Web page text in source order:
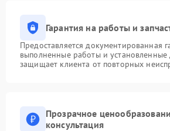
Гарантия на работы и
Предоставляется документированная
выполненные работы и установленные
защищает клиента от повторных
Прозрачное
консультация